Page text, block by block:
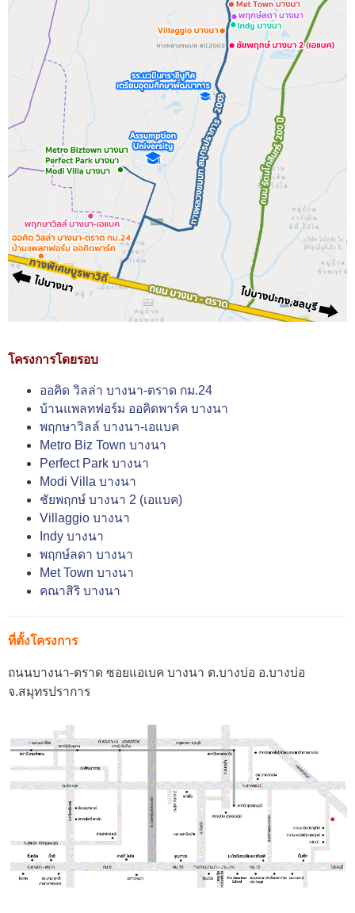
โครงการโดยรอบ
ออคิด วิลล่า บางนา-ตราด กม.24
บ้านแพลทฟอร์ม ออคิดพาร์ค บางนา
พฤกษาวิลล์ บางนา-เอแบค
Metro Biz Town บางนา
Perfect Park บางนา
Modi Villa บางนา
ชัยพฤกษ์ บางนา 2 (เอแบค)
Villaggio บางนา
Indy บางนา
พฤกษ์ลดา บางนา
Met Town บางนา
คณาสิริ บางนา
ที่ตั้งโครงการ
ถนนบางนา-ตราด ซอยแอเบค บางนา ต.บางบ่อ อ.บางบ่อ
จ.สมุทรปราการ